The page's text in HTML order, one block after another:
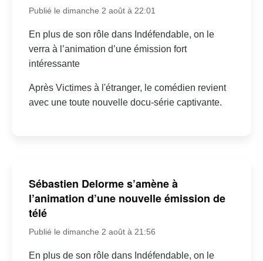
Publié le dimanche 2 août à 22:01
En plus de son rôle dans Indéfendable, on le
verra à l’animation d’une émission fort
intéressante
Après Victimes à l'étranger, le comédien revient
avec une toute nouvelle docu-série captivante.
Sébastien Delorme s’amène à
l’animation d’une nouvelle émission de
télé
Publié le dimanche 2 août à 21:56
En plus de son rôle dans Indéfendable, on le